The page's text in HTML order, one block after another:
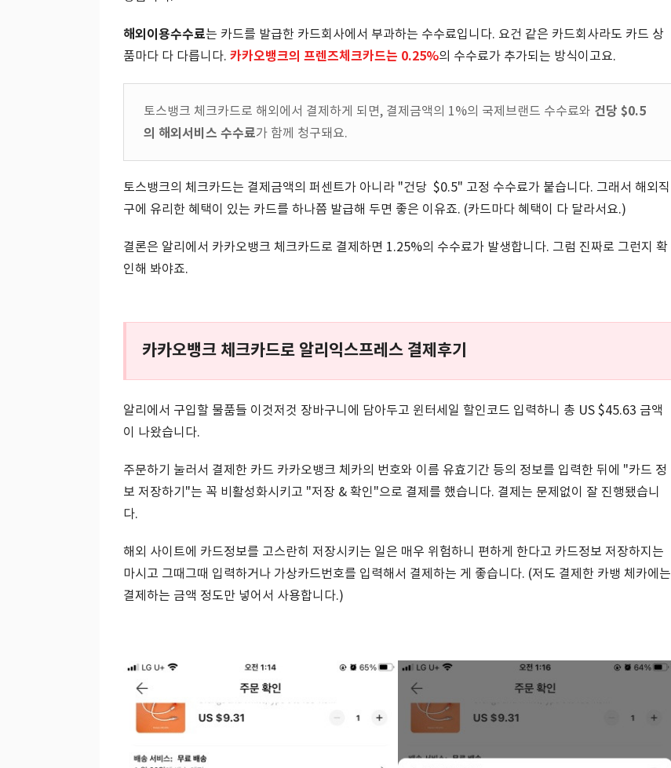
해외이용수수료는 카드를 발급한 카드회사에서 부과하는 수수료입니다. 요건 같은 카드회사라도 카드 상
품마다 다 다릅니다. 카카오뱅크의 프렌즈체크카드는 0.25%의 수수료가 추가되는 방식이고요.
토스뱅크 체크카드로 해외에서 결제하게 되면, 결제금액의 1%의 국제브랜드 수수료와 건당 $0.5
의 해외서비스 수수료가 함께 청구돼요.
토스뱅크의 체크카드는 결제금액의 퍼센트가 아니라 "건당 $0.5" 고정 수수료가 붙습니다. 그래서 해외직
구에 유리한 혜택이 있는 카드를 하나쯤 발급해 두면 좋은 이유죠. (카드마다 혜택이 다 달라서요.)
결론은 알리에서 카카오뱅크 체크카드로 결제하면 1.25%의 수수료가 발생합니다. 그럼 진짜로 그런지 확
인해 봐야죠.
카카오뱅크 체크카드로 알리익스프레스 결제후기
알리에서 구입할 물품들 이것저것 장바구니에 담아두고 윈터세일 할인코드 입력하니 총 US $45.63 금액
이 나왔습니다.
주문하기 눌러서 결제한 카드 카카오뱅크 체카의 번호와 이름 유효기간 등의 정보를 입력한 뒤에 "카드 정
보 저장하기"는 꼭 비활성화시키고 "저장 & 확인"으로 결제를 했습니다. 결제는 문제없이 잘 진행됐습니
다.
해외 사이트에 카드정보를 고스란히 저장시키는 일은 매우 위험하니 편하게 한다고 카드정보 저장하지는
마시고 그때그때 입력하거나 가상카드번호를 입력해서 결제하는 게 좋습니다. (저도 결제한 카뱅 체카에는
결제하는 금액 정도만 넣어서 사용합니다.)